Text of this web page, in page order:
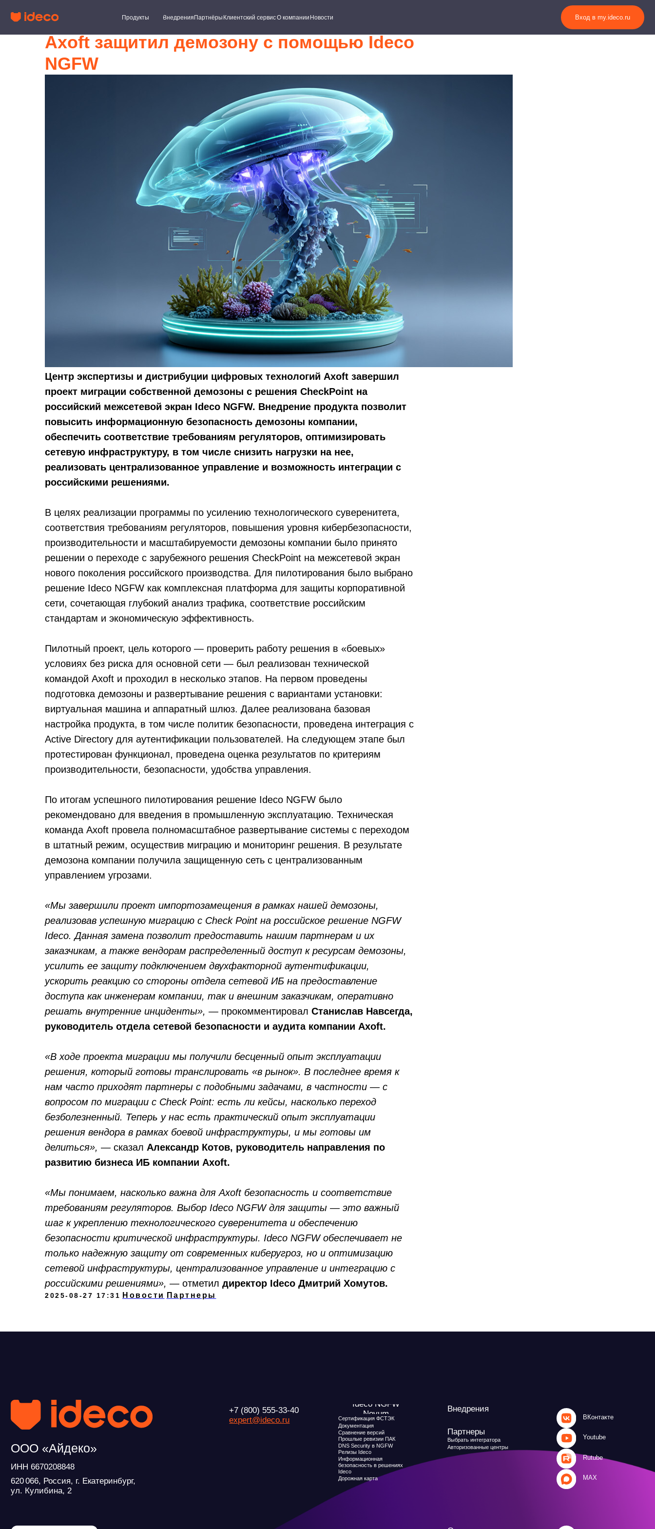
Продукты Внедрения Партнёры Клиентский сервисО компанииНовости Вход в my.ideco.ru
Axoft защитил демозону с помощью Ideco
NGFW
Центр экспертизы и дистрибуции цифровых технологий Axoft завершил
проект миграции собственной демозоны с решения CheckPoint на
российский межсетевой экран Ideco NGFW. Внедрение продукта позволит
повысить информационную безопасность демозоны компании,
обеспечить соответствие требованиям регуляторов, оптимизировать
сетевую инфраструктуру, в том числе снизить нагрузки на нее,
реализовать централизованное управление и возможность интеграции с
российскими решениями.
В целях реализации программы по усилению технологического суверенитета,
соответствия требованиям регуляторов, повышения уровня кибербезопасности,
производительности и масштабируемости демозоны компании было принято
решении о переходе с зарубежного решения CheckPoint на межсетевой экран
нового поколения российского производства. Для пилотирования было выбрано
решение Ideco NGFW как комплексная платформа для защиты корпоративной
сети, сочетающая глубокий анализ трафика, соответствие российским
стандартам и экономическую эффективность.
Пилотный проект, цель которого — проверить работу решения в «боевых»
условиях без риска для основной сети — был реализован технической
командой Axoft и проходил в несколько этапов. На первом проведены
подготовка демозоны и развертывание решения с вариантами установки:
виртуальная машина и аппаратный шлюз. Далее реализована базовая
настройка продукта, в том числе политик безопасности, проведена интеграция с
Active Directory для аутентификации пользователей. На следующем этапе был
протестирован функционал, проведена оценка результатов по критериям
производительности, безопасности, удобства управления.
По итогам успешного пилотирования решение Ideco NGFW было
рекомендовано для введения в промышленную эксплуатацию. Техническая
команда Axoft провела полномасштабное развертывание системы с переходом
в штатный режим, осуществив миграцию и мониторинг решения. В результате
демозона компании получила защищенную сеть с централизованным
управлением угрозами.
«Мы завершили проект импортозамещения в рамках нашей демозоны,
реализовав успешную миграцию с Check Point на российское решение NGFW
Ideco. Данная замена позволит предоставить нашим партнерам и их
заказчикам, а также вендорам распределенный доступ к ресурсам демозоны,
усилить ее защиту подключением двухфакторной аутентификации,
ускорить реакцию со стороны отдела сетевой ИБ на предоставление
доступа как инженерам компании, так и внешним заказчикам, оперативно
решать внутренние инциденты», — прокомментировал Станислав Навсегда,
руководитель отдела сетевой безопасности и аудита компании Axoft.
«В ходе проекта миграции мы получили бесценный опыт эксплуатации
решения, который готовы транслировать «в рынок». В последнее время к
нам часто приходят партнеры с подобными задачами, в частности — с
вопросом по миграции с Check Point: есть ли кейсы, насколько переход
безболезненный. Теперь у нас есть практический опыт эксплуатации
решения вендора в рамках боевой инфраструктуры, и мы готовы им
делиться», — сказал Александр Котов, руководитель направления по
развитию бизнеса ИБ компании Axoft.
«Мы понимаем, насколько важна для Axoft безопасность и соответствие
требованиям регуляторов. Выбор Ideco NGFW для защиты — это важный
шаг к укреплению технологического суверенитета и обеспечению
безопасности критической инфраструктуры. Ideco NGFW обеспечивает не
только надежную защиту от современных киберугроз, но и оптимизацию
сетевой инфраструктуры, централизованное управление и интеграцию с
российскими решениями», — отметил директор Ideco Дмитрий Хомутов.
2025-08-27 17:31 Новости Партнеры
© ideco 2005-2026 · Все права защищены Политика обработки персональных данных
+7 (800) 555-33-40
expert@ideco.ru
Ideco NGFW
Сертификация ФСТЭК
Документация
Сравнение версий
Прошлые ревизии ПАК
ул. Кулибина, 2
ООО «Айдеко»
Продукт развивается при поддержке
Фонда Содействия Инновациям